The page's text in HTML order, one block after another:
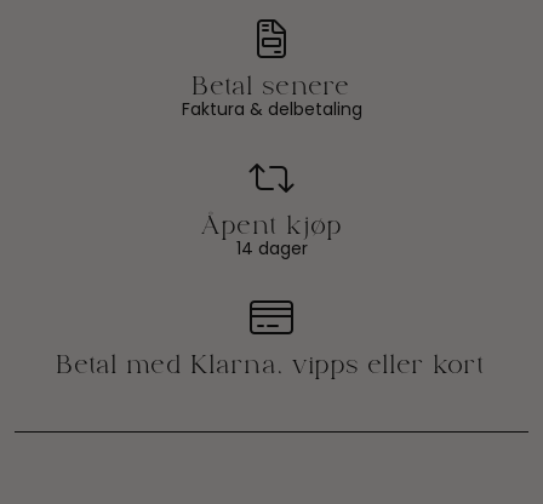
Faktura & delbetaling
14 dager